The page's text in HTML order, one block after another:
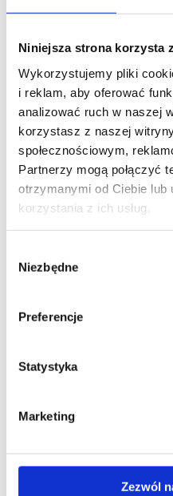
Niniejsza strona korzysta
Wykorzystujemy pliki
i reklam, aby oferować
analizować ruch w naszej
korzystasz z naszej
społecznościowym,
Partnerzy mogą połączyć
otrzymanymi od Ciebie lub
korzystania z ich usług.
zgody
Niezbędne
Preferencje
Statystyka
Marketing
Zezwól
Programmer I
JAVA
Programowanie
II
Skontaktuj się